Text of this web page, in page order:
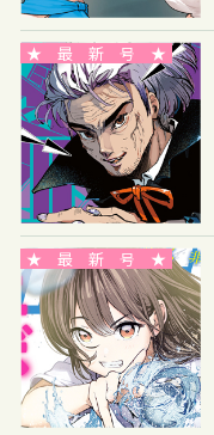
★ 最 新 号 ★
★ 最 新 号 ★